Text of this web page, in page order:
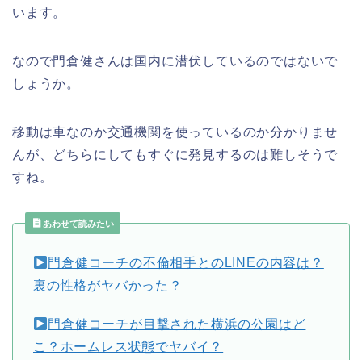
います。
なので門倉健さんは国内に潜伏しているのではないで
しょうか。
移動は車なのか交通機関を使っているのか分かりませ
んが、どちらにしてもすぐに発見するのは難しそうで
すね。
あわせて読みたい
門倉健コーチの不倫相手とのLINEの内容は？
裏の性格がヤバかった？
門倉健コーチが目撃された横浜の公園はど
こ？ホームレス状態でヤバイ？